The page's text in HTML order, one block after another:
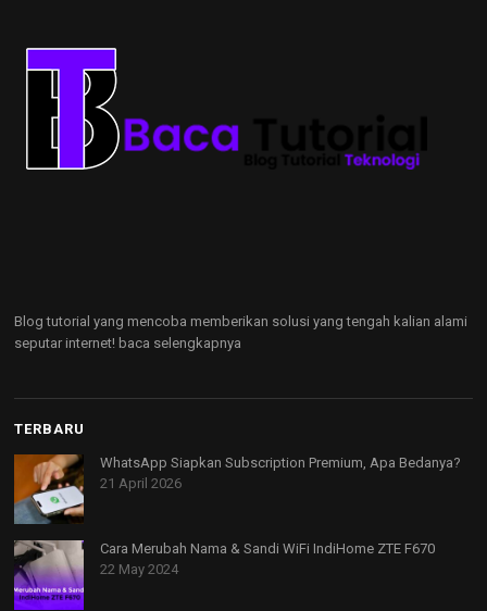
Blog tutorial yang mencoba memberikan solusi yang tengah kalian alami
seputar internet! baca selengkapnya
TERBARU
WhatsApp Siapkan Subscription Premium, Apa Bedanya?
21 April 2026
Cara Merubah Nama & Sandi WiFi IndiHome ZTE F670
22 May 2024